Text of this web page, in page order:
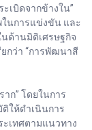
เบิดจากข้างใน”
ในการแข่งขัน และ
ด้านมิติเศรษฐกิจ
กว่า “การพัฒนาสี
ก” โดยในการ
ให้ดำเนินการ
เทศตามแนวทาง